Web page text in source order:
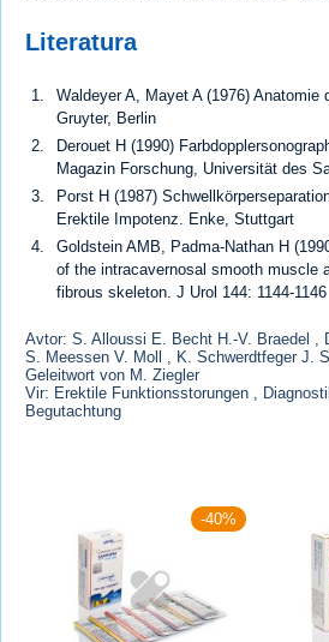
Literatura
Waldeyer A, Mayet A (1976)
Gruyter, Berlin
Derouet H (1990)
Magazin Forschung, Universität des
Porst H (1987)
Erektile Impotenz. Enke, Stuttgart
Goldstein AMB, Padma-Nathan H
of the intracavernosal smooth muscle
fibrous skeleton. J Urol 144: 1144-1146
Avtor: S. Alloussi E. Becht H.-V. Braedel ,
S. Meessen V. Moll , K. Schwerdtfeger J.
Geleitwort von M. Ziegler
Vir: Erektile Funktionsstorungen ,
Begutachtung
-40%